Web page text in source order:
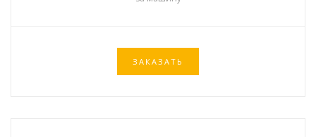
ЗАКАЗАТЬ